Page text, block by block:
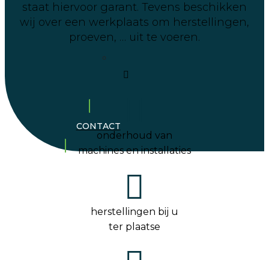
CONTACT
staat hiervoor garant. Tevens beschikken
wij over een werkplaats om herstellingen,
proeven, … uit te voeren.
onderhoud van
machines en installaties
herstellingen bij u
ter plaatse